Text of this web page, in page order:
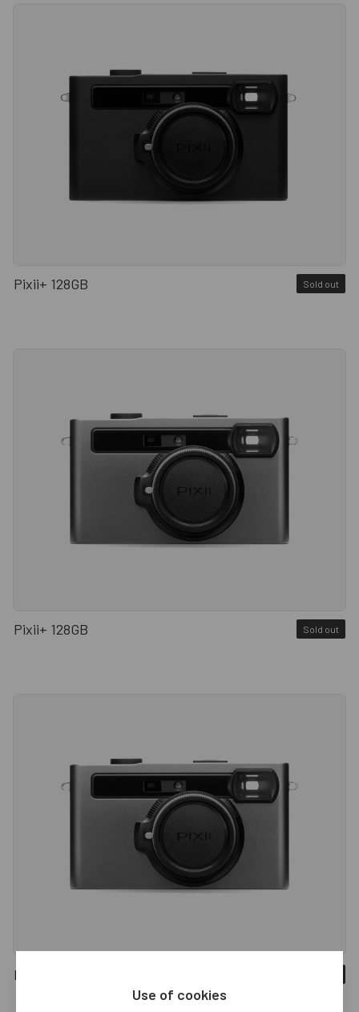
Pixii+ 128GB Sold out
Pixii+ 128GB Sold out
Pixii Max 32GB
Use of cookies